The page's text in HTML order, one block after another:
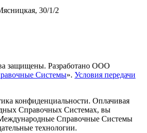
30/1/2
защищены. Разработано ООО
Системы». Условия передачи
конфиденциальности. Оплачивая
Справочных Системах, вы
Справочные Системы
технологии.